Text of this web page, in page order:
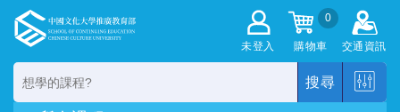
未登入
0
購物車 交通資訊
搜尋